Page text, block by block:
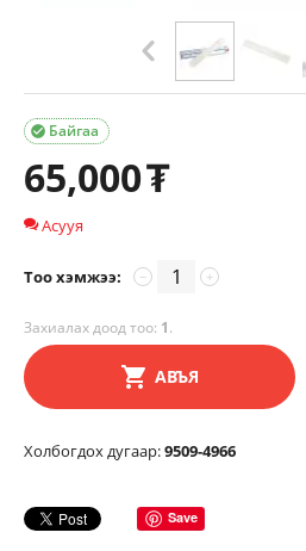
Байгаа

65,000₮
Асууя
Тоо хэмжээ: +
−
Захиалах доод тоо: 1.
АВЪЯ
Холбогдох дугаар:9509-4966
Save